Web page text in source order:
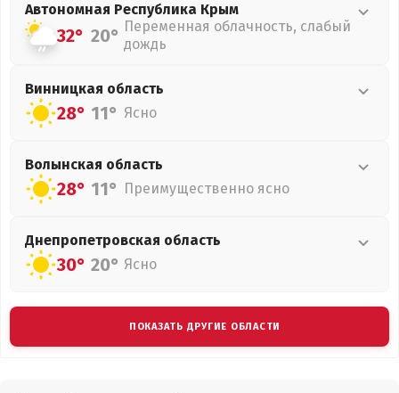
Автономная Республика Крым
32° 20° Переменная облачность, слабый
дождь
Винницкая область
28° 11° Ясно
Волынская область
28° 11° Преимущественно ясно
Днепропетровская область
30° 20° Ясно
ПОКАЗАТЬ ДРУГИЕ ОБЛАСТИ